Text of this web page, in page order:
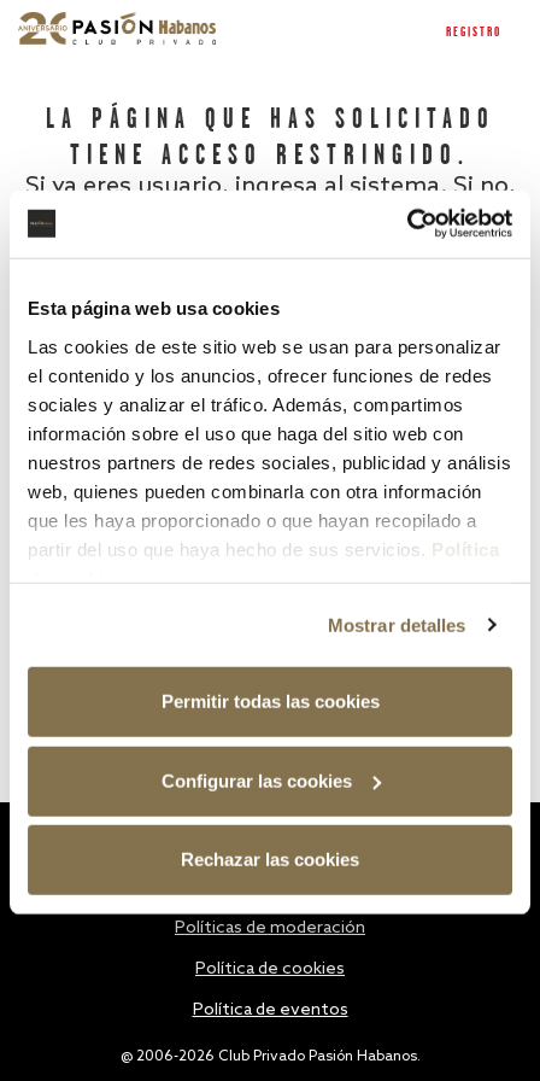
Esta página web usa cookies
Las cookies de este sitio web se usan para personalizar
el contenido y los anuncios, ofrecer funciones de redes
sociales y analizar el tráfico. Además, compartimos
información sobre el uso que haga del sitio web con
nuestros partners de redes sociales, publicidad y análisis
web, quienes pueden combinarla con otra información
que les haya proporcionado o que hayan recopilado a
partir del uso que haya hecho de sus servicios. Política
Mostrar detalles
Permitir todas las cookies
Configurar las cookies
Rechazar las cookies
REGISTRO
LA PÁGINA QUE HAS SOLICITADO
TIENE ACCESO RESTRINGIDO.
Si ya eres usuario, ingresa al sistema. Si no,
¿Has olvidado tu contraseña?
@ 2006-2026 Club Privado Pasión Habanos.
Políticas de moderación
Política de cookies
Política de eventos